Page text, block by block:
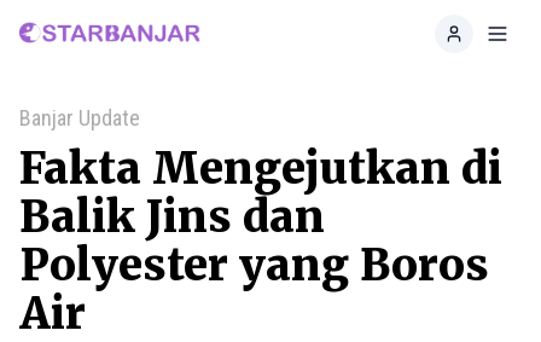
Home
Banjar Update
Fakta Mengejutkan di
Balik Jins dan
Polyester yang Boros
Air